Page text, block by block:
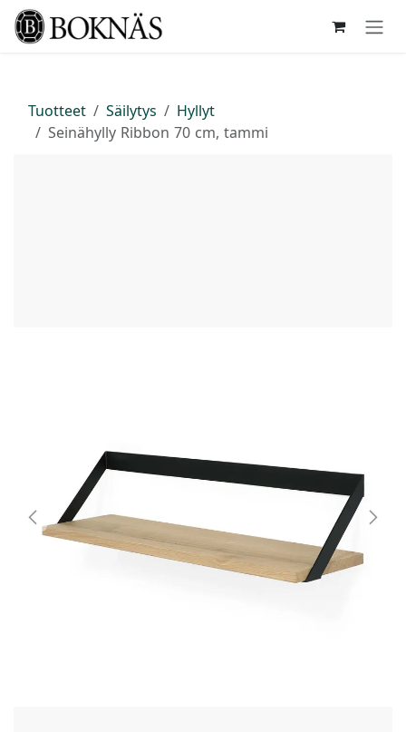
Siirry sisältöön
Tuotteet Säilytys
Hyllyt
Seinähylly Ribbon 70 cm, tammi